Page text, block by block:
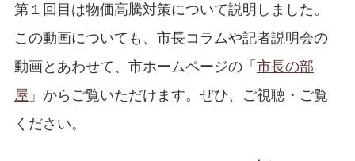
第１回目は物価高騰対策について説明しました。
この動画についても、市長コラムや記者説明会の
動画とあわせて、市ホームページの「 市長の部
屋 」からご覧いただけます。ぜひ、ご視聴・ご覧
ください。